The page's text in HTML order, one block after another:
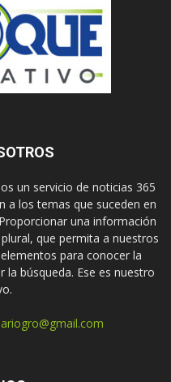
un servicio de noticias 365
a los temas que suceden en
una información
que permita a nuestros
para conocer la
la búsqueda. Ese es nuestro